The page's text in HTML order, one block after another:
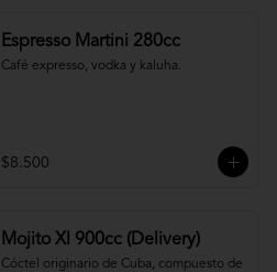
Espresso Martini 280cc
Café expresso, vodka y kaluha.
$8.500
Mojito Xl 900cc (Delivery)
Cóctel originario de Cuba, compuesto de